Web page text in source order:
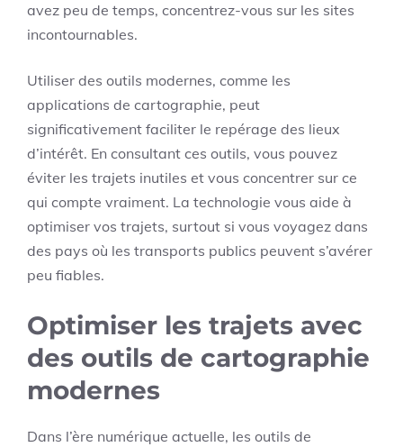
avez peu de temps, concentrez-vous sur les sites
incontournables.
Utiliser des outils modernes, comme les
applications de cartographie, peut
significativement faciliter le repérage des lieux
d’intérêt. En consultant ces outils, vous pouvez
éviter les trajets inutiles et vous concentrer sur ce
qui compte vraiment. La technologie vous aide à
optimiser vos trajets, surtout si vous voyagez dans
des pays où les transports publics peuvent s’avérer
peu fiables.
Optimiser les trajets avec
des outils de cartographie
modernes
Dans l’ère numérique actuelle, les outils de